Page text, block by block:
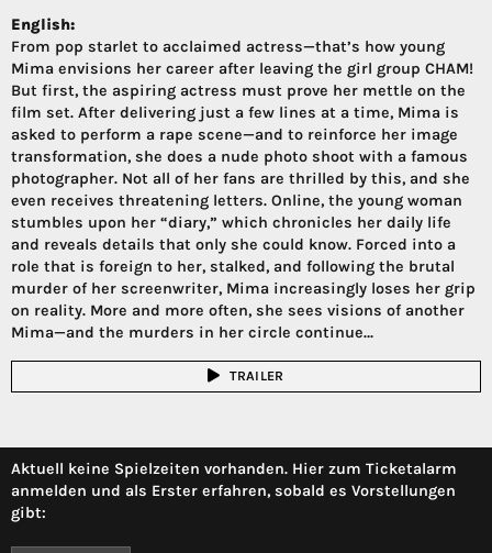
English:
From pop starlet to acclaimed actress—that’s how young
Mima envisions her career after leaving the girl group CHAM!
But first, the aspiring actress must prove her mettle on the
film set. After delivering just a few lines at a time, Mima is
asked to perform a rape scene—and to reinforce her image
transformation, she does a nude photo shoot with a famous
photographer. Not all of her fans are thrilled by this, and she
even receives threatening letters. Online, the young woman
stumbles upon her “diary,” which chronicles her daily life
and reveals details that only she could know. Forced into a
role that is foreign to her, stalked, and following the brutal
murder of her screenwriter, Mima increasingly loses her grip
on reality. More and more often, she sees visions of another
Mima—and the murders in her circle continue…
TRAILER
Aktuell keine Spielzeiten vorhanden. Hier zum Ticketalarm
anmelden und als Erster erfahren, sobald es Vorstellungen
gibt: